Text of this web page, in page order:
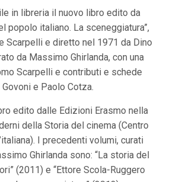
in libreria il nuovo libro edito da
popolo italiano. La sceneggiatura”,
Scarpelli e diretto nel 1971 da Dino
da Massimo Ghirlanda, con una
Scarpelli e contributi e schede
e Paolo Cotza.
edito dalle Edizioni Erasmo nella
della Storia del cinema (Centro
I precedenti volumi, curati
Ghirlanda sono: “La storia del
(2011) e “Ettore Scola-Ruggero